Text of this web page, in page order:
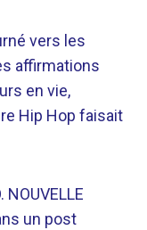
vers les
affirmations
en vie,
Hip Hop faisait
NOUVELLE
un post